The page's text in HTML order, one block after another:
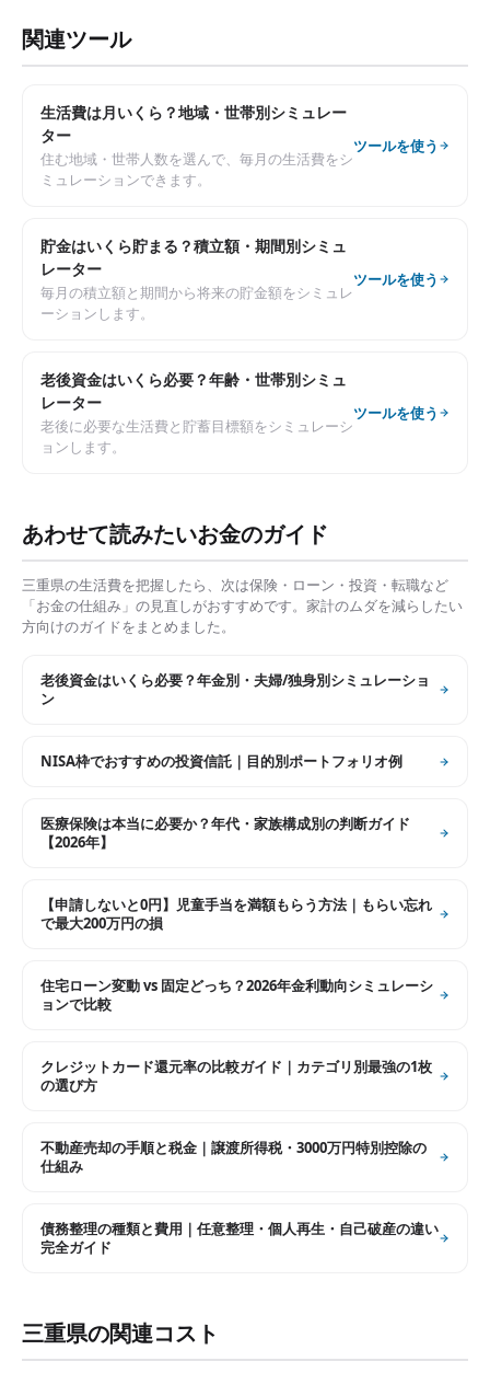
関連ツール
生活費は月いくら？地域・世帯別シミュレー
ター
住む地域・世帯人数を選んで、毎月の生活費をシ
ミュレーションできます。
ツールを使う
貯金はいくら貯まる？積立額・期間別シミュ
レーター
毎月の積立額と期間から将来の貯金額をシミュレ
ーションします。
ツールを使う
老後資金はいくら必要？年齢・世帯別シミュ
レーター
老後に必要な生活費と貯蓄目標額をシミュレーシ
ョンします。
ツールを使う
あわせて読みたいお金のガイド
三重県の生活費を把握したら、次は保険・ローン・投資・転職など
「お金の仕組み」の見直しがおすすめです。家計のムダを減らしたい
方向けのガイドをまとめました。
老後資金はいくら必要？年金別・夫婦/独身別シミュレーショ
ン
NISA枠でおすすめの投資信託｜目的別ポートフォリオ例
医療保険は本当に必要か？年代・家族構成別の判断ガイド
【2026年】
【申請しないと0円】児童手当を満額もらう方法｜もらい忘れ
で最大200万円の損
住宅ローン変動 vs 固定どっち？2026年金利動向シミュレーシ
ョンで比較
クレジットカード還元率の比較ガイド｜カテゴリ別最強の1枚
の選び方
不動産売却の手順と税金｜譲渡所得税・3000万円特別控除の
仕組み
債務整理の種類と費用｜任意整理・個人再生・自己破産の違い
完全ガイド
三重県の関連コスト